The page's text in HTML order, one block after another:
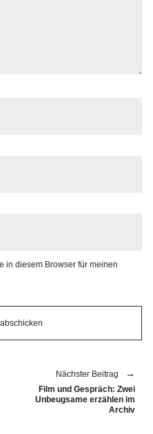
in diesem Browser für meinen
Nächster Beitrag
Film und Gespräch: Zwei
Unbeugsame erzählen im
Archiv